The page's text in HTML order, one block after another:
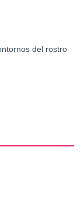
del rostro